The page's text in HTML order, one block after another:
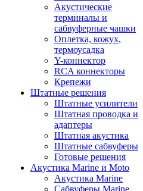
Акустические
терминалы и
сабвуферные чашки
Оплетка, кожух,
термоусадка
Y-коннектор
RCA коннекторы
Крепежи
Штатные решения
Штатные усилители
Штатная проводка и
адаптеры
Штатная акустика
Штатные сабвуферы
Готовые решения
Акустика Marine и Moto
Акустика Marine
Сабвуферы Marine